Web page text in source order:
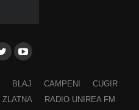
BLAJ CAMPENI
CUGIR
ZLATNA RADIO UNIREA FM